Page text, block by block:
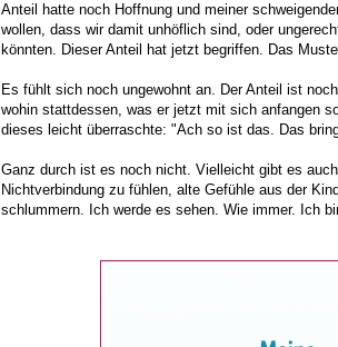
Anteil hatte noch Hoffnung und meiner
wollen, dass wir damit unhöflich sind, oder
könnten. Dieser Anteil hat jetzt begriffen. Das
Es fühlt sich noch ungewohnt an. Der Anteil ist
wohin stattdessen, was er jetzt mit sich anfangen
dieses leicht überraschte: "Ach so ist das. Das
Ganz durch ist es noch nicht. Vielleicht gibt es
Nichtverbindung zu fühlen, alte Gefühle aus der
schlummern. Ich werde es sehen. Wie immer. Ich